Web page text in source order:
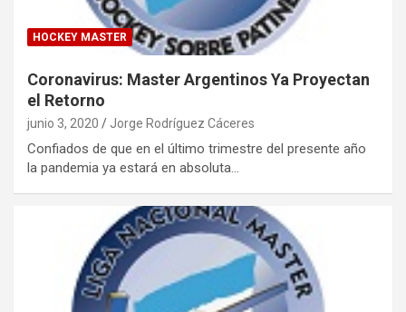
HOCKEY MASTER
Coronavirus: Master Argentinos Ya Proyectan
el Retorno
junio 3, 2020 Jorge Rodríguez Cáceres
Confiados de que en el último trimestre del presente año
la pandemia ya estará en absoluta…